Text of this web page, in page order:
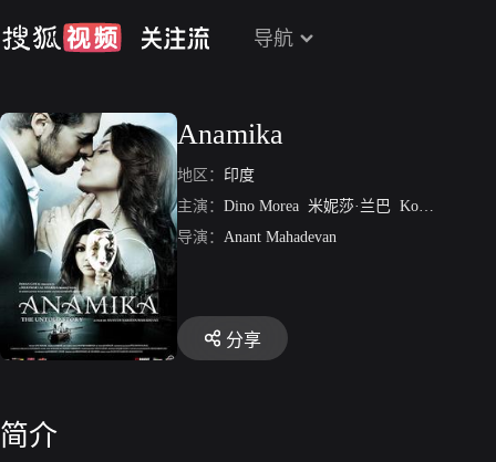
导航
Anamika
地区： 印度
主演： Dino Morea 米妮莎·兰巴 Koena Mitra
导演： Anant Mahadevan
分享
简介